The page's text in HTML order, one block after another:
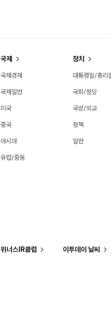
국제
국제경제
국제일반
미국
중국
아시아
유럽/중동
정치
대통령실/총리
국회/정당
국방/외교
정책
일반
위너스IR클럽 이투데이 날씨